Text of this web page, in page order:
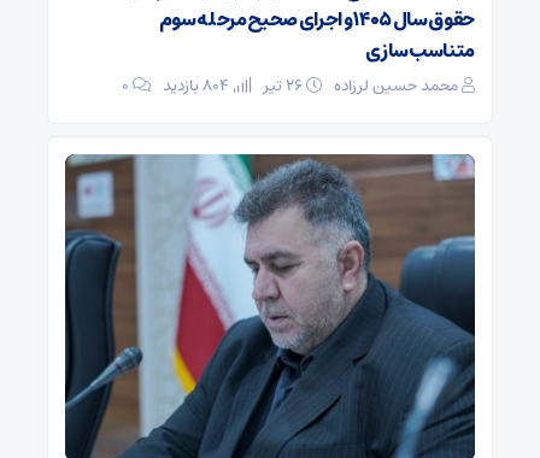
حقوق سال ۱۴۰۵ و اجرای صحیح مرحله سوم
متناسب‌سازی
محمد حسین لرزاده ۰